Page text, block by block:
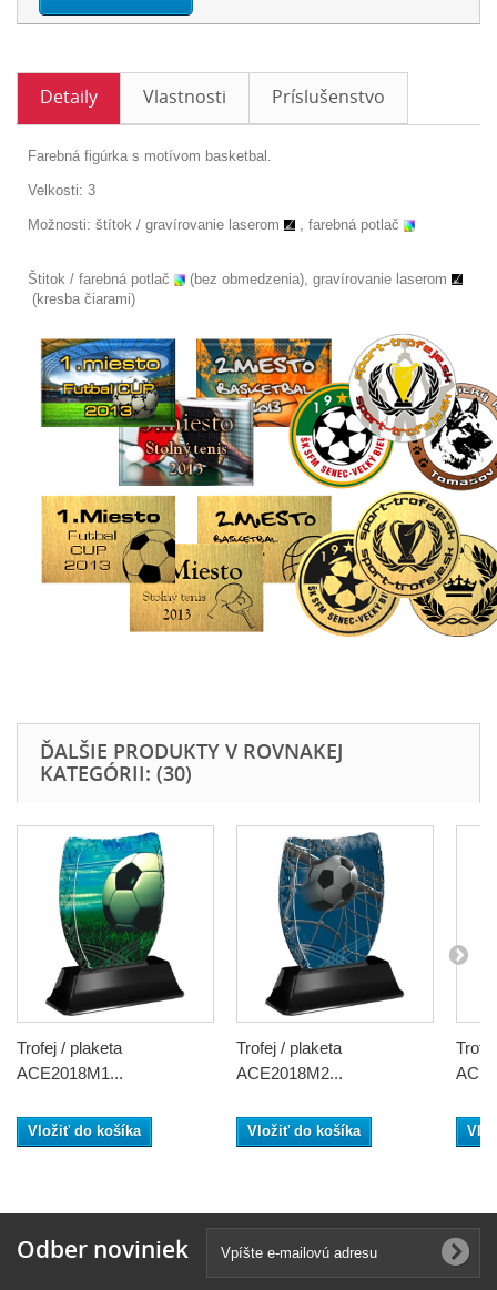
Detaily Vlastnosti Príslušenstvo
Farebná figúrka s motívom basketbal.
Velkosti: 3
Možnosti: štítok / gravírovanie laserom , farebná potlač
Štitok / farebná potlač
(bez obmedzenia), gravírovanie laserom
(kresba čiarami)
ĎALŠIE PRODUKTY V ROVNAKEJ
KATEGÓRII: (30)
Trofej / plaketa
ACE2018M1...
Vložiť do košíka
Trofej / plaketa
ACE2018M2...
Vložiť do košíka
Odber noviniek